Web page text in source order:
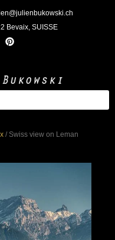
Bevaix, SUISSE
/ Swiss view on Leman